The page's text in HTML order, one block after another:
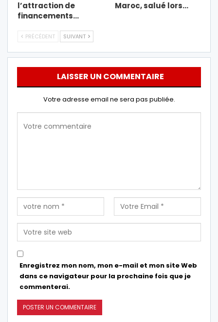
l’attraction de
financements…
Maroc, salué lors…
PRÉCÉDENT SUIVANT
LAISSER UN COMMENTAIRE
Votre adresse email ne sera pas publiée.
Enregistrez mon nom, mon e-mail et mon site Web
dans ce navigateur pour la prochaine fois que je
commenterai.